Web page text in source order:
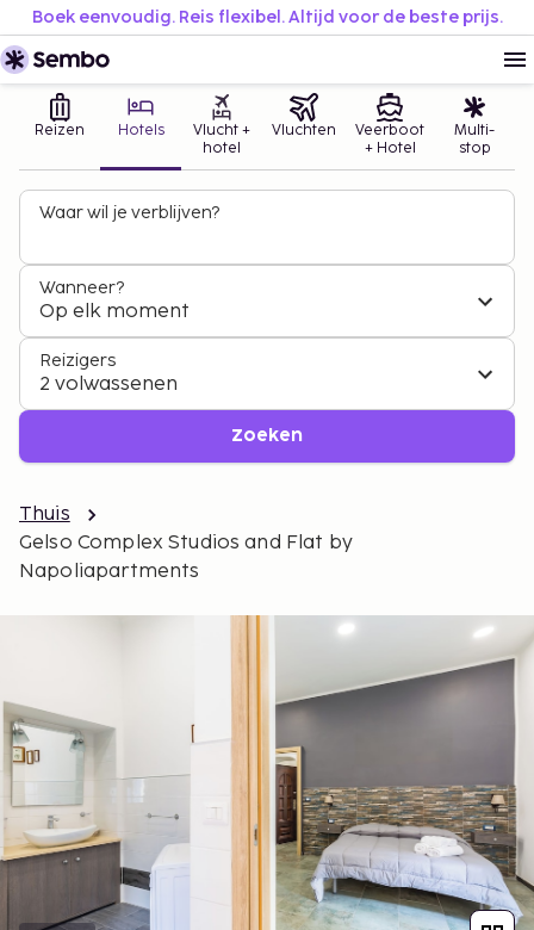
Boek eenvoudig. Reis flexibel. Altijd voor de beste prijs.
Reizen Hotels
Vlucht +
hotel
Vluchten
Veerboot
+ Hotel
Multi-
stop
Waar wil je verblijven?
Wanneer?
Op elk moment
Reizigers
2 volwassenen
Zoeken
Thuis
Gelso Complex Studios and Flat by
Napoliapartments